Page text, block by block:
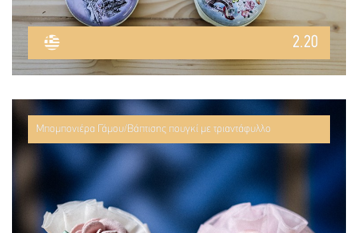
2.20
Μπομπονιέρα Γάμου/Βάπτισης πουγκί με τριαντάφυλλο